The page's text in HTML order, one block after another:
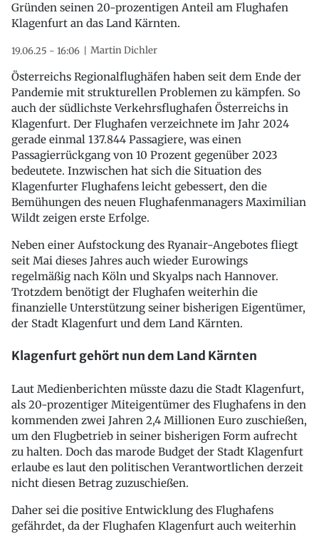
Gründen seinen 20-prozentigen Anteil am Flughafen
Klagenfurt an das Land Kärnten.
19.06.25 - 16:06 Martin Dichler
Österreichs Regionalflughäfen haben seit dem Ende der
Pandemie mit strukturellen Problemen zu kämpfen. So
auch der südlichste Verkehrsflughafen Österreichs in
Klagenfurt. Der Flughafen verzeichnete im Jahr 2024
gerade einmal 137.844 Passagiere, was einen
Passagierrückgang von 10 Prozent gegenüber 2023
bedeutete. Inzwischen hat sich die Situation des
Klagenfurter Flughafens leicht gebessert, den die
Bemühungen des neuen Flughafenmanagers Maximilian
Wildt zeigen erste Erfolge.
Neben einer Aufstockung des Ryanair-Angebotes fliegt
seit Mai dieses Jahres auch wieder Eurowings
regelmäßig nach Köln und Skyalps nach Hannover.
Trotzdem benötigt der Flughafen weiterhin die
finanzielle Unterstützung seiner bisherigen Eigentümer,
der Stadt Klagenfurt und dem Land Kärnten.
Klagenfurt gehört nun dem Land Kärnten
Laut Medienberichten müsste dazu die Stadt Klagenfurt,
als 20-prozentiger Miteigentümer des Flughafens in den
kommenden zwei Jahren 2,4 Millionen Euro zuschießen,
um den Flugbetrieb in seiner bisherigen Form aufrecht
zu halten. Doch das marode Budget der Stadt Klagenfurt
erlaube es laut den politischen Verantwortlichen derzeit
nicht diesen Betrag zuzuschießen.
Daher sei die positive Entwicklung des Flughafens
gefährdet, da der Flughafen Klagenfurt auch weiterhin